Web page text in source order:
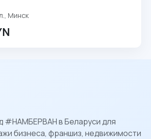
Минск
#НАМБЕРВАН в Беларуси для
бизнеса, франшиз, недвижимости